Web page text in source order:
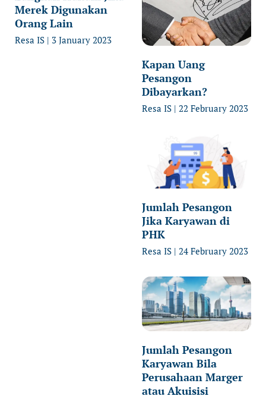
Merek Digunakan
Orang Lain
Resa IS 3 January 2023
Kapan Uang
Pesangon
Dibayarkan?
Resa IS 22 February 2023
Jumlah Pesangon
Jika Karyawan di
PHK
Resa IS 24 February 2023
Jumlah Pesangon
Karyawan Bila
Perusahaan Marger
atau Akuisisi